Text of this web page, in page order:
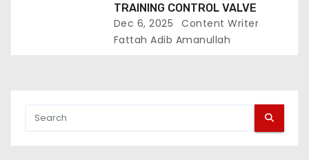
TRAINING CONTROL VALVE
Dec 6, 2025
Content Writer
Fattah Adib Amanullah